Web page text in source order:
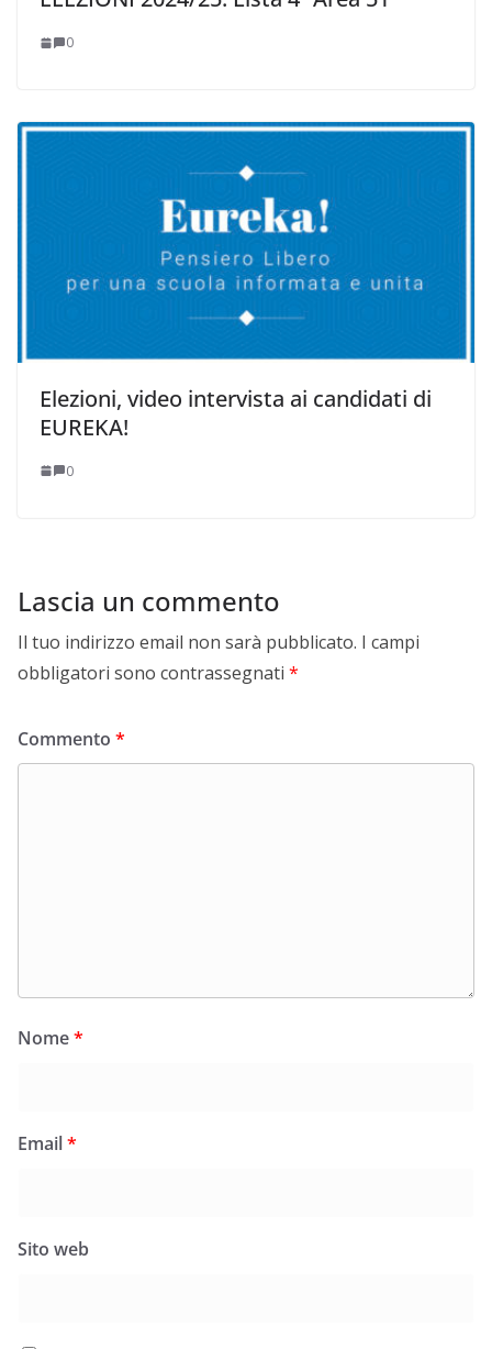
0
Elezioni, video intervista ai candidati di
EUREKA!
0
Lascia un commento
Il tuo indirizzo email non sarà pubblicato. I campi
obbligatori sono contrassegnati *
Commento *
Nome*
Email*
Sito web